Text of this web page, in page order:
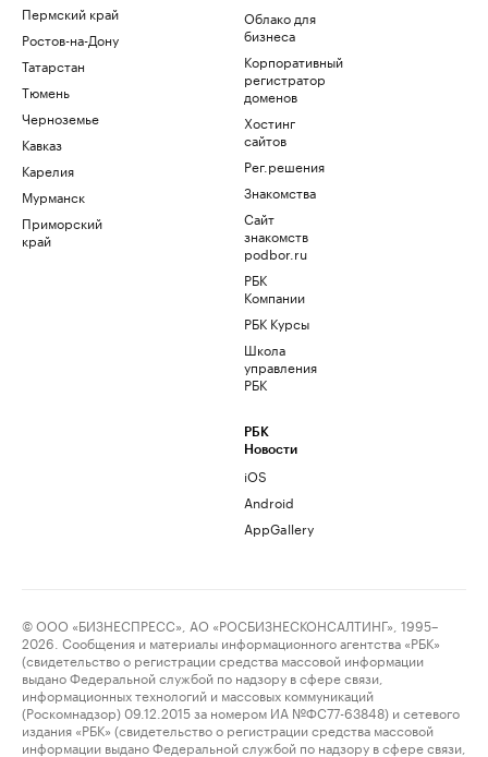
Пермский край
Ростов-на-Дону
Татарстан
Тюмень
Черноземье
Кавказ
Карелия
Мурманск
Приморский
край
Облако для
бизнеса
Корпоративный
регистратор
доменов
Хостинг
сайтов
Рег.решения
Знакомства
Сайт
знакомств
podbor.ru
РБК
Компании
РБК Курсы
Школа
управления
РБК
РБК
Новости
iOS
Android
AppGallery
© ООО «БИЗНЕСПРЕСС», АО «РОСБИЗНЕСКОНСАЛТИНГ», 1995–
2026. Сообщения и материалы информационного агентства «РБК»
(свидетельство о регистрации средства массовой информации
выдано Федеральной службой по надзору в сфере связи,
информационных технологий и массовых коммуникаций
(Роскомнадзор) 09.12.2015 за номером ИА №ФС77-63848) и сетевого
издания «РБК» (свидетельство о регистрации средства массовой
информации выдано Федеральной службой по надзору в сфере связи,